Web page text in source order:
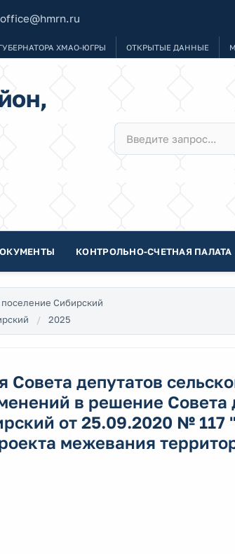
office@hmrn.ru
ХМАО-ЮГРЫ ОТКРЫТЫЕ ДАННЫЕ
КОНТРОЛЬНО-СЧЕТНАЯ ПАЛАТА
Сибирский
2025
Совета депутатов
в решение Совета
от 25.09.2020 № 117
межевания